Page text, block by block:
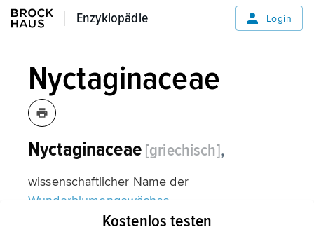
Enzyklopädie
Enzyklopädie Login
Nyctaginaceae
Nyctaginaceae [griechisch],
wissenschaftlicher Name der
Wunderblumengewächse
Kostenlos testen